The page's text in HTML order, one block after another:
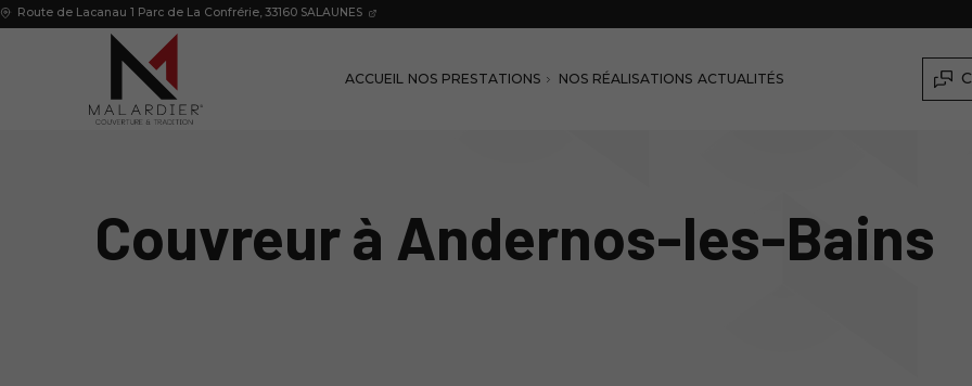
Route de Lacanau 1 Parc de La Confrérie, 33160 SALAUNES
ACCUEIL NOS PRESTATIONS NOS RÉALISATIONS ACTUALITÉS
Couvreur à Andernos-les-Bains